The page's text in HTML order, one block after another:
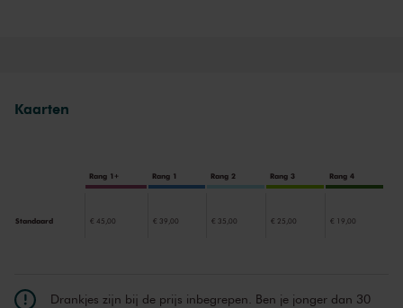
Kaarten
Rang 1+ Rang 1 Rang 2 Rang 3 Rang 4
Standaard € 45,00 € 39,00 € 35,00 € 25,00 € 19,00
Drankjes zijn bij de prijs inbegrepen. Ben je jonger dan 30